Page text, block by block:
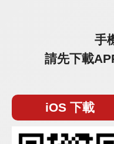
手
請先下載
iOS 下載